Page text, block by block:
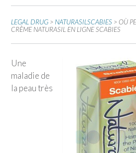
LEGAL DRUG > NATURASILSCABIES > OÙ
CRÈME NATURASIL EN LIGNE SCABIES
Une
maladie de
la peau très